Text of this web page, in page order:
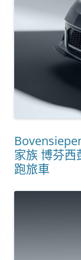
家族 博芬西
跑旅車